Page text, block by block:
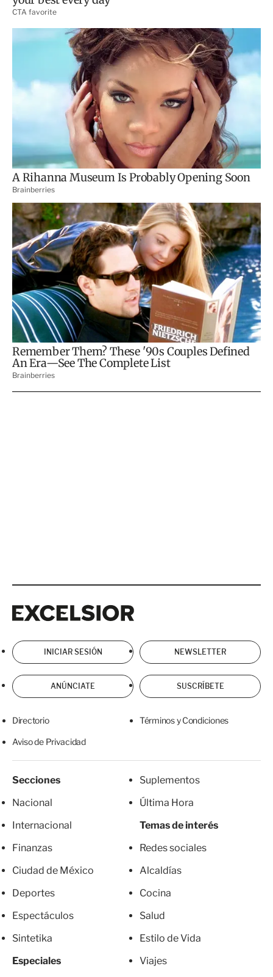
INICIAR SESIÓN NEWSLETTER
ANÚNCIATE SUSCRÍBETE
Directorio Términos y Condiciones
Aviso de Privacidad
Secciones
Nacional
Internacional
Finanzas
Ciudad de México
Deportes
Espectáculos
Sintetika
Especiales
Suplementos
Última Hora
Temas de interés
Redes sociales
Alcaldías
Cocina
Salud
Estilo de Vida
Viajes